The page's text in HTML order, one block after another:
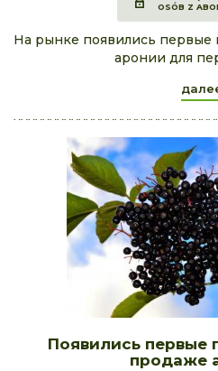
OSÓB Z
На рынке появились первые
аронии для
Появились первые
продаже